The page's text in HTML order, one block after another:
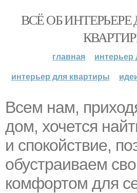
ВСЁ ОБ
главная
интерьер для квартиры
Всем нам,
дом, хочется
и спокойствие,
обустраиваем
комфортом для